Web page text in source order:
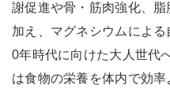
謝促進や骨・筋肉強化、
加え、マグネシウムによ
0年時代に向けた大人世代
は食物の栄養を体内で効